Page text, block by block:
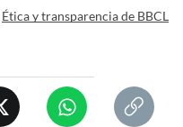
Ética y transparencia de BBCL